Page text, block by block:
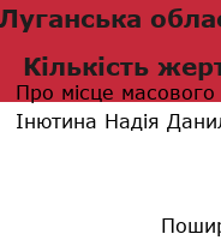
Луганська
Кількість
Про місце
Інютина Надія